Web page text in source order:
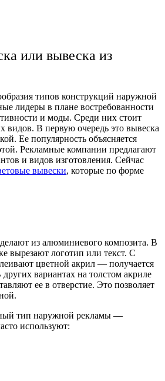
или вывеска из
типов конструкций наружной
лидеры в плане востребованности
и моды. Среди них стоит
видов. В первую очередь это вывеска
Ее популярность объясняется
Рекламные компании предлагают
и видов изготовления. Сейчас
вывески, которые по форме
из алюминиевого композита. В
вырезают логотип или текст. С
цветной акрил — получается
вариантах на толстом акриле
ее в отверстие. Это позволяет
тип наружной рекламы —
используют: